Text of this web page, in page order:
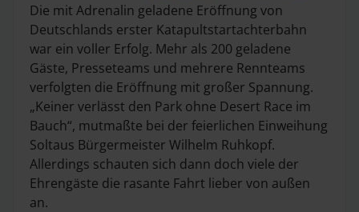
Die mit Adrenalin geladene Eröffnung von
Deutschlands erster Katapultstartachterbahn
war ein voller Erfolg. Mehr als 200 geladene
Gäste, Presseteams und mehrere Rennteams
verfolgten die Eröffnung mit großer Spannung.
„Keiner verlässt den Park ohne Desert Race im
Bauch“, mutmaßte bei der feierlichen Einweihung
Soltaus Bürgermeister Wilhelm Ruhkopf.
Allerdings schauten sich dann doch viele der
Ehrengäste die rasante Fahrt lieber von außen
an.